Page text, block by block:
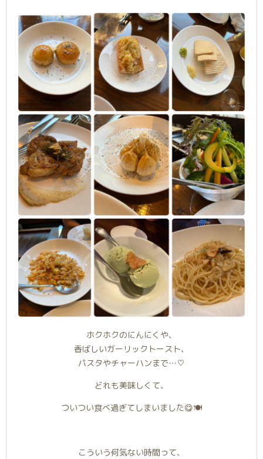
ホクホクのにんにくや、
香ばしいガーリックトースト、
パスタやチャーハンまで…♡
どれも美味しくて、
ついつい食べ過ぎてしまいました😋🍽️
こういう何気ない時間って、